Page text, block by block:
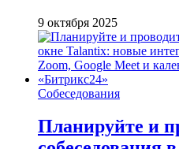
9 октября 2025
Собеседования
Планируйте и